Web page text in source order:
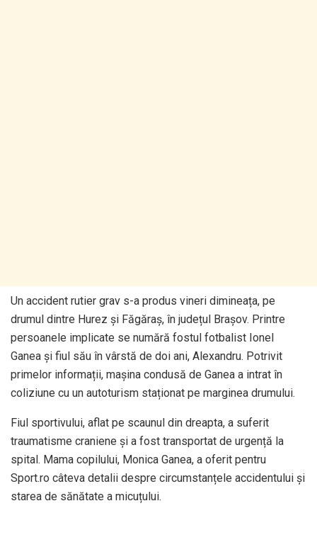
Un accident rutier grav s-a produs vineri dimineața, pe
drumul dintre Hurez și Făgăraș, în județul Brașov. Printre
persoanele implicate se numără fostul fotbalist Ionel
Ganea și fiul său în vârstă de doi ani, Alexandru. Potrivit
primelor informații, mașina condusă de Ganea a intrat în
coliziune cu un autoturism staționat pe marginea drumului.
Fiul sportivului, aflat pe scaunul din dreapta, a suferit
traumatisme craniene și a fost transportat de urgență la
spital. Mama copilului, Monica Ganea, a oferit pentru
Sport.ro câteva detalii despre circumstanțele accidentului și
starea de sănătate a micuțului.